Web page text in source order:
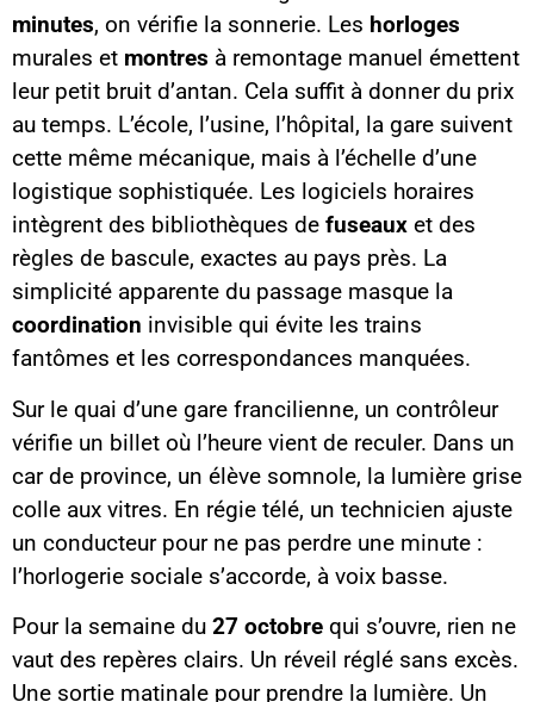
minutes, on vérifie la sonnerie. Les horloges
murales et montres à remontage manuel émettent
leur petit bruit d’antan. Cela suffit à donner du prix
au temps. L’école, l’usine, l’hôpital, la gare suivent
cette même mécanique, mais à l’échelle d’une
logistique sophistiquée. Les logiciels horaires
intègrent des bibliothèques de fuseaux et des
règles de bascule, exactes au pays près. La
simplicité apparente du passage masque la
coordination invisible qui évite les trains
fantômes et les correspondances manquées.
Sur le quai d’une gare francilienne, un contrôleur
vérifie un billet où l’heure vient de reculer. Dans un
car de province, un élève somnole, la lumière grise
colle aux vitres. En régie télé, un technicien ajuste
un conducteur pour ne pas perdre une minute :
l’horlogerie sociale s’accorde, à voix basse.
Pour la semaine du 27 octobre qui s’ouvre, rien ne
vaut des repères clairs. Un réveil réglé sans excès.
Une sortie matinale pour prendre la lumière. Un